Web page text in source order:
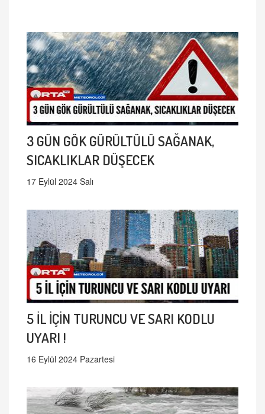
3 GÜN GÖK GÜRÜLTÜLÜ SAĞANAK,
SICAKLIKLAR DÜŞECEK
17 Eylül 2024 Salı
5 İL İÇİN TURUNCU VE SARI KODLU
UYARI !
16 Eylül 2024 Pazartesi